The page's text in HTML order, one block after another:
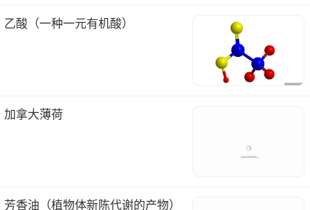
乙酸（一种一元有机酸）
加拿大薄荷
芳香油（植物体新陈代谢的产物）